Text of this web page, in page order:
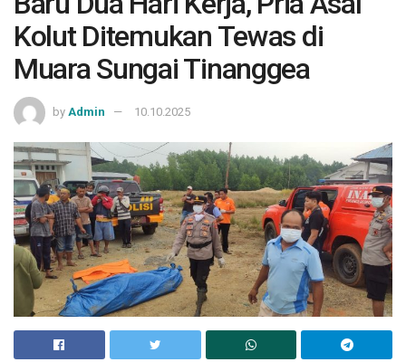
Kolut Ditemukan Tewas di
Muara Sungai Tinanggea
by Admin 10.10.2025